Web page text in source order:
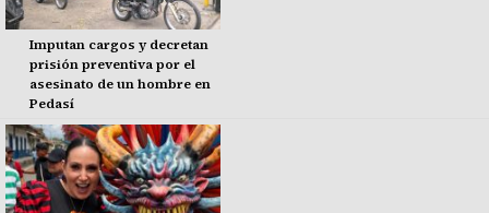
Imputan cargos y decretan
prisión preventiva por el
asesinato de un hombre en
Pedasí